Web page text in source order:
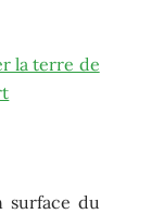
la terre de
surface du